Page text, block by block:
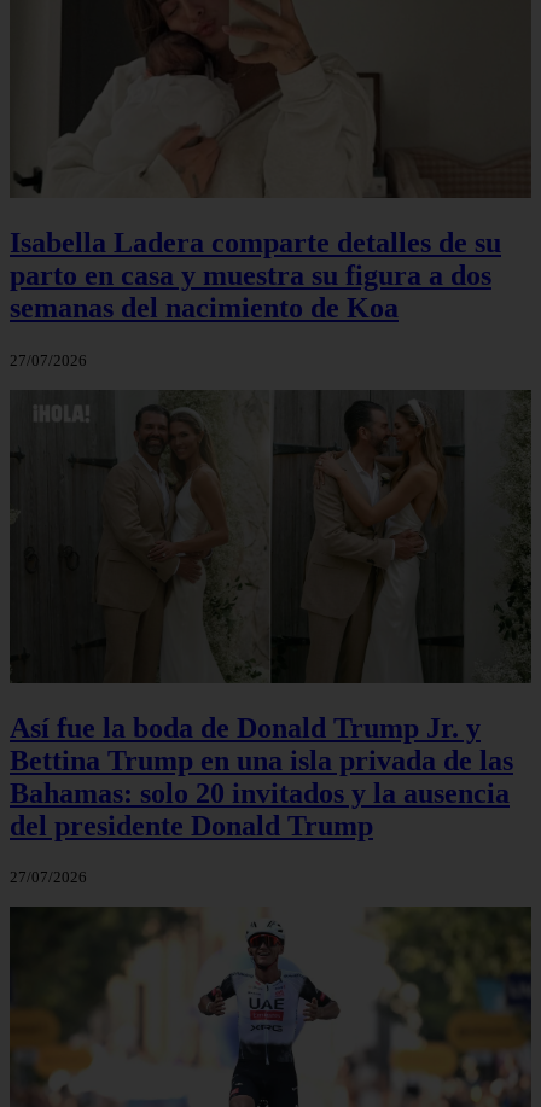
Isabella Ladera comparte detalles de su
parto en casa y muestra su figura a dos
semanas del nacimiento de Koa
27/07/2026
Así fue la boda de Donald Trump Jr. y
Bettina Trump en una isla privada de las
Bahamas: solo 20 invitados y la ausencia
del presidente Donald Trump
27/07/2026